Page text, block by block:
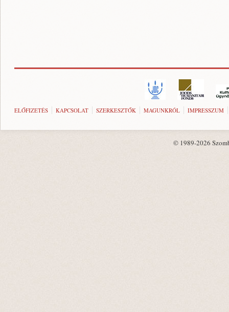
ELŐFIZETÉS KAPCSOLAT SZERKESZTŐK MAGUNKRÓL IMPRESSZUM
© 1989-2026